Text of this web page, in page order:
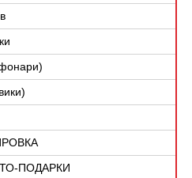
ПОДАРКИ